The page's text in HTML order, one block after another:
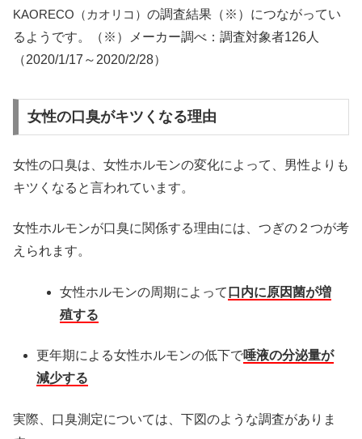
KAORECO（カオリコ） の調査結果（※）につながってい
るようです。（※）メーカー調べ：調査対象者126人
（2020/1/17～2020/2/28）
女性の口臭がキツくなる理由
女性の口臭は、女性ホルモンの変化によって、男性よりも
キツくなると言われています。
女性ホルモンが口臭に関係する理由には、つぎの２つが考
えられます。
女性ホルモンの周期によって 口内に原因菌が増
殖する
更年期による女性ホルモンの低下で唾液の分泌量が
減少する
実際、口臭測定については、下図のような調査がありま